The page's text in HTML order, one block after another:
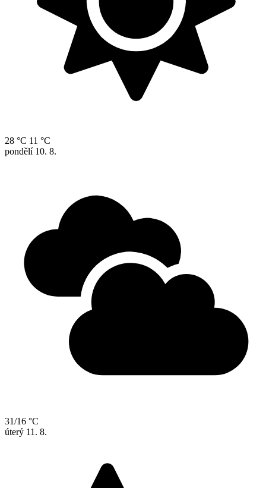
28 °C 11 °C
pondělí 10. 8.
31/16 °C
úterý 11. 8.